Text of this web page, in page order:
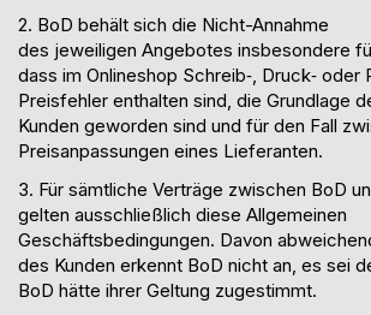
2. BoD behält sich die Nicht-Annahme
des jeweiligen Angebotes insbesondere
dass im Onlineshop Schreib‐, Druck‐ oder
Preisfehler enthalten sind, die Grundlage
Kunden geworden sind und für den Fall
Preisanpassungen eines Lieferanten.
3. Für sämtliche Verträge zwischen BoD
gelten ausschließlich diese Allgemeinen
Geschäftsbedingungen. Davon
des Kunden erkennt BoD nicht an, es sei
BoD hätte ihrer Geltung zugestimmt.